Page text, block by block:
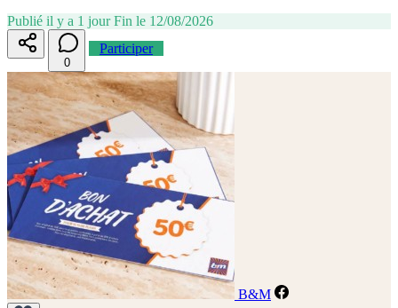
Publié il y a 1 jour Fin le 12/08/2026
0
Participer
B&M